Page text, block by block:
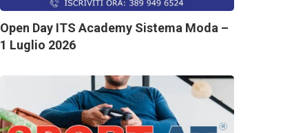
Open Day ITS Academy Sistema Moda –
1 Luglio 2026